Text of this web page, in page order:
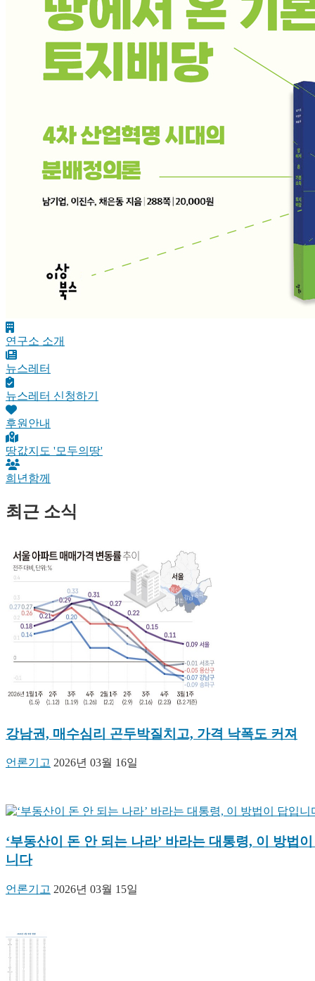
연구소 소개
뉴스레터
뉴스레터 신청하기
후원안내
땅값지도 '모두의땅'
희년함께
최근 소식
강남권, 매수심리 곤두박질치고, 가격 낙폭도 커져
언론기고 2026년 03월 16일
‘부동산이 돈 안 되는 나라’ 바라는 대통령, 이 방법
니다
언론기고 2026년 03월 15일